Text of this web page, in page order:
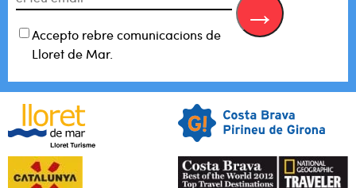
Accepto rebre comunicacions de
Lloret de Mar.